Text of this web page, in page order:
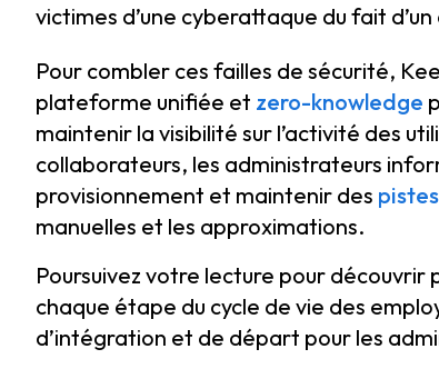
victimes d’une cyberattaque du fait
Pour combler ces failles de sécurité,
plateforme unifiée et zero-knowledge
maintenir la visibilité sur l’activité des
collaborateurs, les administrateurs
provisionnement et maintenir des
manuelles et les approximations.
Poursuivez votre lecture pour découvrir
chaque étape du cycle de vie des
d’intégration et de départ pour les